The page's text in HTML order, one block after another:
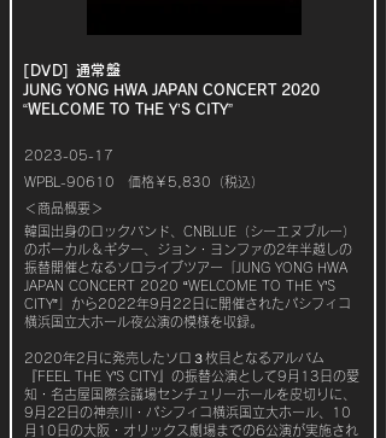
[DVD] 通常盤
JUNG YO NG HWA JAPAN CONCERT 2020
“WELCOME TO THE Y’S CITY”
2023-05-17
WPBL-90610 価格￥5,830（税込）
＜商品概要＞
韓国出身のロックバンド、CNBLUE（シーエヌブルー）
のボーカル＆ギター、ジョン・ヨンファの2年半越しの
振替開催となるソロライブツアー「JUNG YONG HWA
JAPAN CONCERT 2020 “WELCOME TO THE Y’S
CITY”」から2022年9月22日に開催されたパシフィコ
横浜国立大ホール夜公演の模様を収録。
2020年2月に発売したソロ３枚目となるアルバム
『FEEL THE Y’S CITY』の振替公演として9月13日の愛
知・名古屋国際会議場センチュリーホールを皮切りに、
9月22日の神奈川・パシフィコ横浜国立大ホール、10
月10日の大阪・オリックス劇場までの6公演が実施され